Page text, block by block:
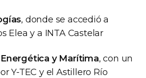
, donde se accedió a
Elea y a INTA Castelar
y Marítima, con un
Y-TEC y el Astillero Río